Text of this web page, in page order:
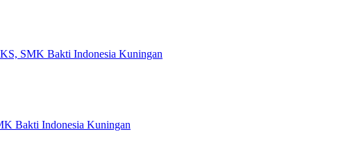
SMK Bakti Indonesia Kuningan
Bakti Indonesia Kuningan